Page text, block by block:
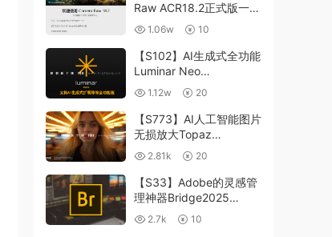
Raw ACR18.2正式版一键
升级包 ACR最新升级包
支持WIN和MAC
1.06w 10
【S102】AI生成式全功能
Luminar Neo
1.24.4(x64)超强修图插件
中文版WIN+MAC含400
个预设
1.12w 20
【S773】AI人工智能图片
无损放大Topaz
Gigapixel AI 8.4.0.1b照
片模糊清晰 PS插件+独立
版 WIN/MAC
2.81k 20
【S33】Adobe的灵感管
理神器Bridge2025
15.0.3 WIN系统 右键可
进入ACR
2.7k 10